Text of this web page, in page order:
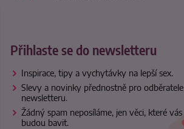
Přihlaste se do newsletteru
Inspirace, tipy a vychytávky na lepší sex.
Slevy a novinky přednostně pro odběratele
newsletteru.
Žádný spam neposíláme, jen věci, které vás
budou bavit.